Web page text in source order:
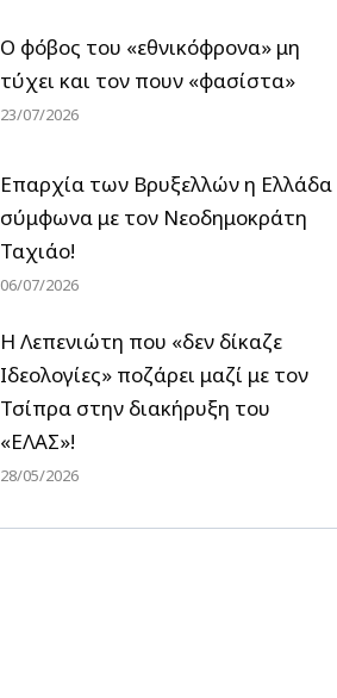
Ο φόβος του «εθνικόφρονα» μη
τύχει και τον πουν «φασίστα»
23/07/2026
Επαρχία των Βρυξελλών η Ελλάδα
σύμφωνα με τον Νεοδημοκράτη
Ταχιάο!
06/07/2026
Η Λεπενιώτη που «δεν δίκαζε
Ιδεολογίες» ποζάρει μαζί με τον
Τσίπρα στην διακήρυξη του
«ΕΛΑΣ»!
28/05/2026